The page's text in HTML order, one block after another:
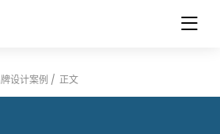
设计案例 正文